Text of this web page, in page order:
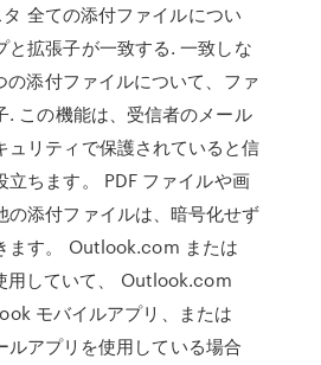
全ての添付ファイルについ
と拡張子が一致する. 一致しな
の添付ファイルについて、ファ
. この機能は、受信者のメール
ュリティで保護されていると信
立ちます。 PDF ファイルや画
の添付ファイルは、暗号化せず
ます。 Outlook.com または
していて、 Outlook.com
モバイルアプリ、または
アプリを使用している場合